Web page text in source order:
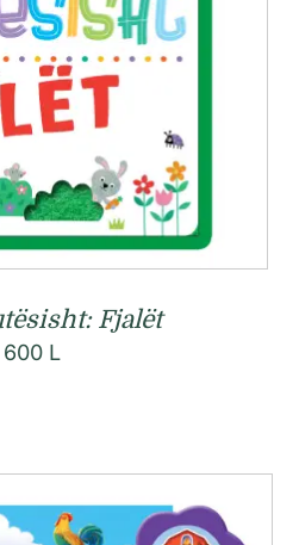
Fjalët
600 L